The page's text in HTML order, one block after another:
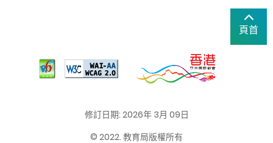
頁首
修訂日期: 2026年 3月 09日
© 2022. 教育局版權所有